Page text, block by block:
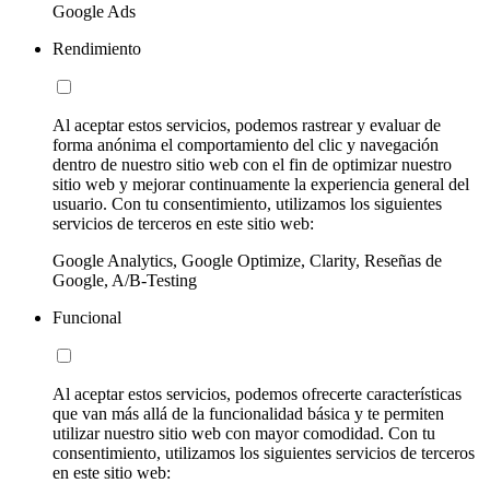
Google Ads
Rendimiento
Al aceptar estos servicios, podemos rastrear y evaluar de
forma anónima el comportamiento del clic y navegación
dentro de nuestro sitio web con el fin de optimizar nuestro
sitio web y mejorar continuamente la experiencia general del
usuario. Con tu consentimiento, utilizamos los siguientes
servicios de terceros en este sitio web:
Google Analytics, Google Optimize, Clarity, Reseñas de
Google, A/B-Testing
Funcional
Al aceptar estos servicios, podemos ofrecerte características
que van más allá de la funcionalidad básica y te permiten
utilizar nuestro sitio web con mayor comodidad. Con tu
consentimiento, utilizamos los siguientes servicios de terceros
en este sitio web: